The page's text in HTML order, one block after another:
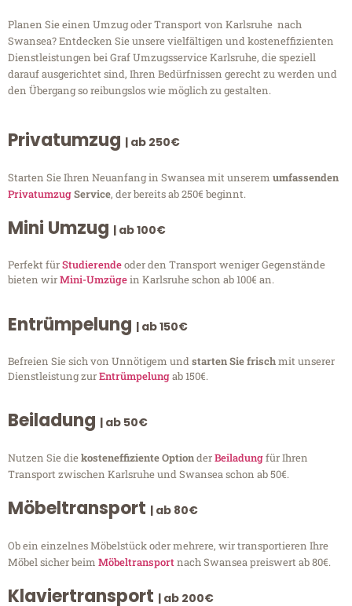
Planen Sie einen Umzug oder Transport von Karlsruhe nach
Swansea? Entdecken Sie unsere vielfältigen und kosteneffizienten
Dienstleistungen bei Graf Umzugsservice Karlsruhe, die speziell
darauf ausgerichtet sind, Ihren Bedürfnissen gerecht zu werden und
den Übergang so reibungslos wie möglich zu gestalten.
Privatumzug | ab 250€
Starten Sie Ihren Neuanfang in Swansea mit unserem umfassenden
PrivatumzugService, der bereits ab 250€ beginnt.
Mini Umzug | ab 100€
Perfekt fürStudierendeoder den Transport weniger Gegenstände
bieten wirMini-Umzügein Karlsruhe schon ab 100€ an.
Entrümpelung | ab 150€
Befreien Sie sich von Unnötigem undstarten Sie frischmit unserer
Dienstleistung zurEntrümpelungab 150€.
Beiladung | ab 50€
Nutzen Sie diekosteneffiziente OptionderBeiladungfür Ihren
Transport zwischen Karlsruhe und Swansea schon ab 50€.
Möbeltransport | ab 80€
Ob ein einzelnes Möbelstück oder mehrere, wir transportieren Ihre
Möbel sicher beim Möbeltransportnach Swansea preiswert ab 80€.
Klaviertransport | ab 200€